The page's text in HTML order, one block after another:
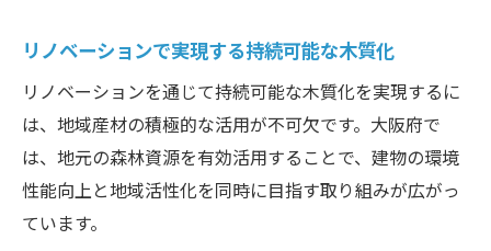
リノベーションで実現する持続可能な木質化
リノベーションを通じて持続可能な木質化を実現するに
は、地域産材の積極的な活用が不可欠です。大阪府で
は、地元の森林資源を有効活用することで、建物の環境
性能向上と地域活性化を同時に目指す取り組みが広がっ
ています。